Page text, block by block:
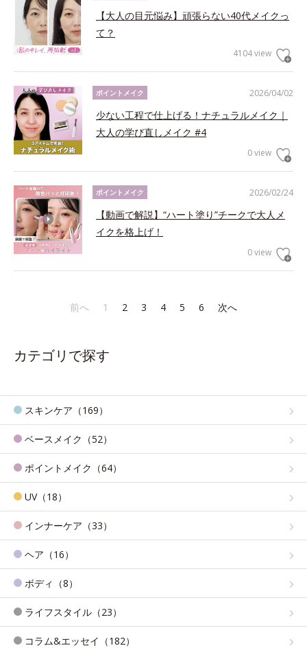
【大人の目元悩み】頑張らない40代メイクっ
て？
4104 view
2026/04/02
ポイントメイク
少ない工程で仕上げる！ナチュラルメイク｜
大人の学び直しメイク #4
0 view
2026/02/24
ポイントメイク
【動画で解説】“ハート塗り”チークで大人メ
イクを格上げ！
0 view
前へ 1 2 3 4 5 6 次へ
カテゴリで探す
スキンケア（169）
ベースメイク（52）
ポイントメイク（64）
UV（18）
インナーケア（33）
ヘア（16）
ボディ（8）
ライフスタイル（23）
コラム&エッセイ（182）